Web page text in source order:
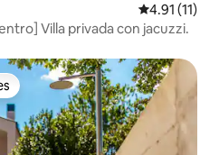
Calificación
4.91 (11)
Villa privada con jacuzzi.
huéspedes